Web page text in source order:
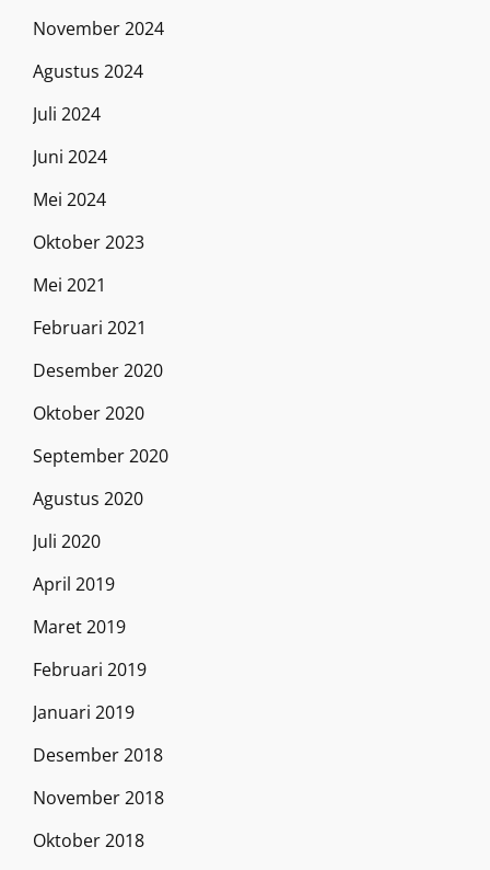
November 2024
Agustus 2024
Juli 2024
Juni 2024
Mei 2024
Oktober 2023
Mei 2021
Februari 2021
Desember 2020
Oktober 2020
September 2020
Agustus 2020
Juli 2020
April 2019
Maret 2019
Februari 2019
Januari 2019
Desember 2018
November 2018
Oktober 2018